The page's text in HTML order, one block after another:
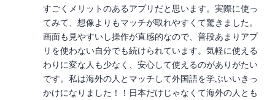
すごくメリットのあるアプリだと思います。実際に使っ
てみて、想像よりもマッチが取れやすくて驚きました。
画面も見やすいし操作が直感的なので、普段あまりアプ
リを使わない自分でも続けられています。気軽に使える
わりに変な人も少なく、安心して使えるのがありがたい
です。私は海外の人とマッチして外国語を学ぶいいきっ
かけになりました！！日本だけじゃなくて海外の人とも